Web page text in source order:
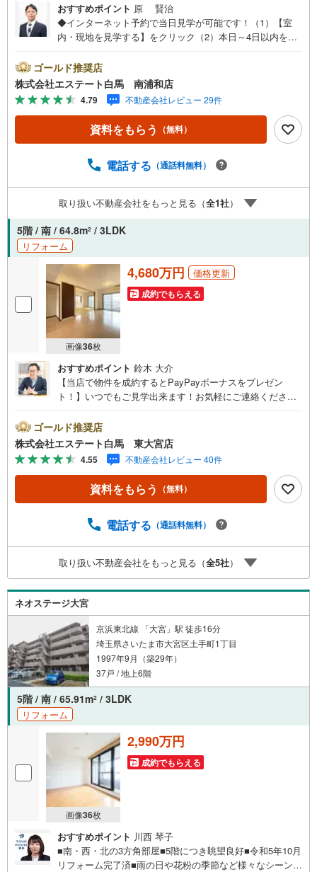
おすすめポイント 原 賢治
◆インターネット予約で当日見学が可能です！（1）【室
内・現地を見学する】をクリック（2）本日～4日以内をご
ください。◆10:00～21:00はお電話でのお問い合わせがス
ムーズです。●5階・角部屋●両面バルコニー●2026年6月上
旬リノベーション完了【Yahoo！ 不動産キャンペーン対象
店舗です】 当店で物件を成約するとPayPayボーナスをプ
レゼント！◆エステート白馬の5大サポート◆1.FP相談サ
ポート社外のファイナンシャルプランナーと資金相談が無
年の設備修理サービスが無料で付帯3.注文住宅「白馬の
提案可能4.見学時、建築士同行サービス目視検査やリフォ
ーム費用をお伝えするなどの無料サービス5.お引渡し後も
しっかりサポートCSサポート室がお引渡し後のお悩みもし
っかりサポートします
ゴールド推奨店
株式会社エステート白馬 南浦和店
4.79 不動産会社レビュー 29件
資料をもらう （無料）
電話する （通話料無料）
取り扱い不動産会社をもっと見る（全1社）
5階 / 南 / 64.8m2 / 3LDK
リフォーム
画像36枚
4,680万円 価格更新
成約でもらえる
おすすめポイント 鈴木 大介
【当店で物件を成約するとPayPayボーナスをプレゼン
ト！】いつでもご見学出来ます！お気軽にご連絡くださ
来店しやすい店舗です。お気軽にお立ち寄り下さい。～人
気のリモート見学・リモート相談サービス～・小さいお子
様や家事で外出できない、天気が悪く外出したくない時・L
INEやZOOMなど無料のアプリですぐにご利用いただけま
す・リモート見学はスタッフがご興味ある物件の現地から
映像をお届けします・写真では伝わりにくい「空気感」や
しっかり確認できます・リモート相談は第三者による住宅
対1で・バーチャル背景でプライバシーも安心・忙しいパー
トナーに変わって予め確認も・別々の場所から家族みんな
で参加もできます・お気軽にご相談下さい～営業時間～9:3
0～18:30こちらのお時間でしたらお電話でのお問合せがス
ムーズですお気軽にお問合せください
ゴールド推奨店
株式会社エステート白馬 東大宮店
4.55 不動産会社レビュー 40件
資料をもらう （無料）
電話する （通話料無料）
取り扱い不動産会社をもっと見る（全5社）
ネオステージ大宮
京浜東北線 「大宮」駅 徒歩16分
埼玉県さいたま市大宮区土手町1丁目
1997年9月（築29年）
37戸 / 地上6階
5階 / 南 / 65.91m2 / 3LDK
リフォーム
画像36枚
2,990万円
成約でもらえる
おすすめポイント 川西 琴子
■南・西・北の3方角部屋■5階につき眺望良好■令和5年10月
リフォーム完了済■雨の日や花粉の季節など様々なシーンで